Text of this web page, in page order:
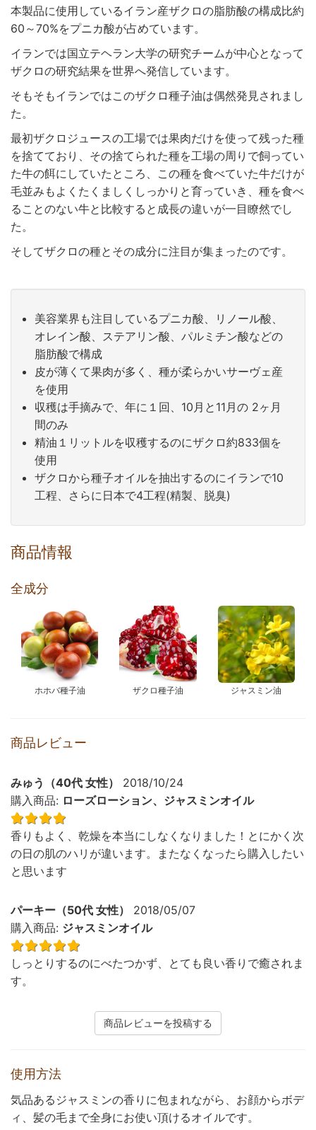
本製品に使用しているイラン産ザクロの脂肪酸の構成比約
60～70%をプニカ酸が占めています。
イランでは国立テヘラン大学の研究チームが中心となって
ザクロの研究結果を世界へ発信しています。
そもそもイランではこのザクロ種子油は偶然発見されまし
た。
最初ザクロジュースの工場では果肉だけを使って残った種
を捨てており、その捨てられた種を工場の周りで飼ってい
た牛の餌にしていたところ、この種を食べていた牛だけが
毛並みもよくたくましくしっかりと育っていき、種を食べ
ることのない牛と比較すると成長の違いが一目瞭然でし
た。
そしてザクロの種とその成分に注目が集まったのです。
美容業界も注目しているプニカ酸、リノール酸、
オレイン酸、ステアリン酸、パルミチン酸などの
脂肪酸で構成
皮が薄くて果肉が多く、種が柔らかいサーヴェ産
を使用
収穫は手摘みで、年に１回、10月と11月の 2ヶ月
間のみ
精油１リットルを収穫するのにザクロ約833個を
使用
ザクロから種子オイルを抽出するのにイランで10
工程、さらに日本で4工程(精製、脱臭)
商品情報
全成分
ホホバ種子油 ザクロ種子油 ジャスミン油
商品レビュー
みゅう （40代 女性）
2018/10/24
購入商品: ローズローション、ジャスミンオイル
香りもよく、乾燥を本当にしなくなりました！とにかく次
の日の肌のハリが違います。またなくなったら購入したい
と思います
パーキー （50代 女性）
2018/05/07
購入商品: ジャスミンオイル
しっとりするのにべたつかず、とても良い香りで癒されま
す。
商品レビューを投稿する
使用方法
気品あるジャスミンの香りに包まれながら、お顔からボデ
ィ、髪の毛まで全身にお使い頂けるオイルです。